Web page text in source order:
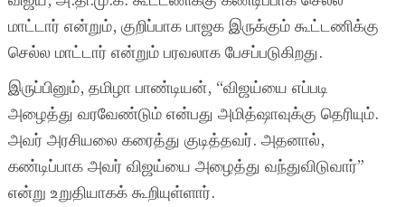
மாட்டார் என்றும், குறிப்பாக பாஜக இருக்கும் கூட்டணிக்கு
செல்ல மாட்டார் என்றும் பரவலாக பேசப்படுகிறது.
இருப்பினும், தமிழா பாண்டியன், “விஜய்யை எப்படி
அழைத்து வரவேண்டும் என்பது அமித்ஷாவுக்கு தெரியும்.
அவர் அரசியலை கரைத்து குடித்தவர். அதனால்,
கண்டிப்பாக அவர் விஜய்யை அழைத்து வந்துவிடுவார்”
என்று உறுதியாகக் கூறியுள்ளார்.